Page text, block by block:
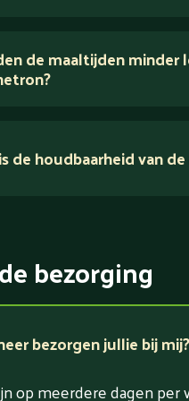
in zout
de maaltijden minder
de houdbaarheid van
bezorging
bezorgen jullie bij mij?
op meerdere dagen